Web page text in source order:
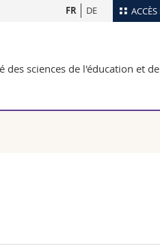
Plan d'accès
Webmail
FR DE
des sciences de l'éducation et